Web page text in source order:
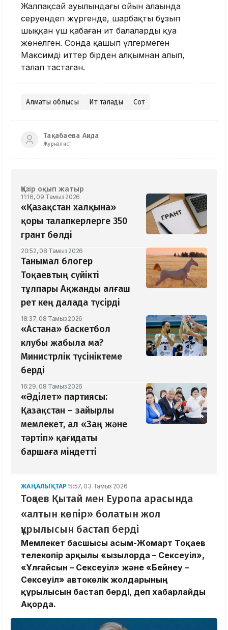
Жалпақсай ауылындағы ойын алаңында
серуендеп жүргенде, шарбақты бұзып
шыққан үш қабаған ит балаларды қуа
жөнелген. Сонда қашып үлгермеген
Максимді иттер бірден алқымнан алып,
талап тастаған.
Алматы облысы Ит талады Сот
Тақабаева Аида
Журналист
Қазір оқып жатыр
11:16, 09 Тамыз 2026
«Қазақстан халқына»
қоры талапкерлерге 350
грант бөлді
20:52, 08 Тамыз 2026
Танымал блогер
Тоқаевтың сүйікті
тұлпары Ақжанды алғаш
рет кең далада түсірді
18:37, 08 Тамыз 2026
«Астана» баскетбол
клубы жабыла ма?
Министрлік түсініктеме
берді
16:29, 08 Тамыз 2026
«Әділет» партиясы:
Қазақстан – зайырлы
мемлекет, ал «Заң және
тәртіп» қағидаты
баршаға міндетті
ЖАҢАЛЫҚТАР 15:57, 03 Тамыз 2026
Тоқаев Қытай мен Еуропа арасында
«алтын көпір» болатын жол
құрылысын бастап берді
Мемлекет басшысы Қасым-Жомарт Тоқаев
телекөпір арқылы «Қызылорда – Сексеуіл»,
«Ұлғайсын – Сексеуіл» және «Бейнеу –
Сексеуіл» автокөлік жолдарының
құрылысын бастап берді, деп хабарлайды
Ақорда.